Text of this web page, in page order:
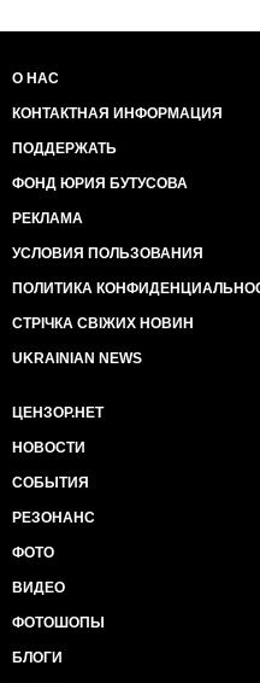
О НАС
КОНТАКТНАЯ ИНФОРМАЦИЯ
ПОДДЕРЖАТЬ
ФОНД ЮРИЯ БУТУСОВА
РЕКЛАМА
УСЛОВИЯ ПОЛЬЗОВАНИЯ
ПОЛИТИКА
СТРІЧКА СВІЖИХ НОВИН
UKRAINIAN NEWS
ЦЕНЗОР.НЕТ
НОВОСТИ
СОБЫТИЯ
РЕЗОНАНС
ФОТО
ВИДЕО
ФОТОШОПЫ
БЛОГИ